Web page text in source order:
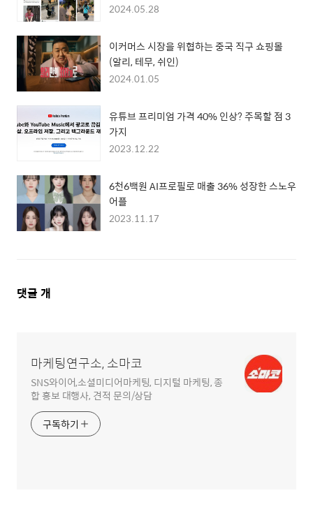
2024.05.28
이커머스 시장을 위협하는 중국 직구 쇼핑몰
(알리, 테무, 쉬인)
2024.01.05
유튜브 프리미엄 가격 40% 인상? 주목할 점 3
가지
2023.12.22
6천6백원 AI프로필로 매출 36% 성장한 스노우
어플
2023.11.17
댓
댓글 개
마케팅연구소, 소마코
SNS와이어,소셜미디어마케팅, 디지털 마케팅, 종
합 홍보 대행사, 견적 문의/상담
구독하기